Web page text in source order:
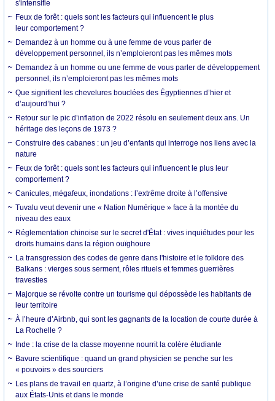
s'intensifie
Feux de forêt : quels sont les facteurs qui influencent le plus
leur comportement ?
Demandez à un homme ou à une femme de vous parler de
développement personnel, ils n’emploieront pas les mêmes mots
Demandez à un homme ou une femme de vous parler de développement
personnel, ils n’emploieront pas les mêmes mots
Que signifient les chevelures bouclées des Égyptiennes d’hier et
d’aujourd’hui ?
Retour sur le pic d’inflation de 2022 résolu en seulement deux ans. Un
héritage des leçons de 1973 ?
Construire des cabanes : un jeu d’enfants qui interroge nos liens avec la
nature
Feux de forêt : quels sont les facteurs qui influencent le plus leur
comportement ?
Canicules, mégafeux, inondations : l’extrême droite à l’offensive
Tuvalu veut devenir une « Nation Numérique » face à la montée du
niveau des eaux
Réglementation chinoise sur le secret d'État : vives inquiétudes pour les
droits humains dans la région ouïghoure
La transgression des codes de genre dans l'histoire et le folklore des
Balkans : vierges sous serment, rôles rituels et femmes guerrières
travesties
Majorque se révolte contre un tourisme qui dépossède les habitants de
leur territoire
À l’heure d’Airbnb, qui sont les gagnants de la location de courte durée à
La Rochelle ?
Inde : la crise de la classe moyenne nourrit la colère étudiante
Bavure scientifique : quand un grand physicien se penche sur les
« pouvoirs » des sourciers
Les plans de travail en quartz, à l’origine d’une crise de santé publique
aux États-Unis et dans le monde